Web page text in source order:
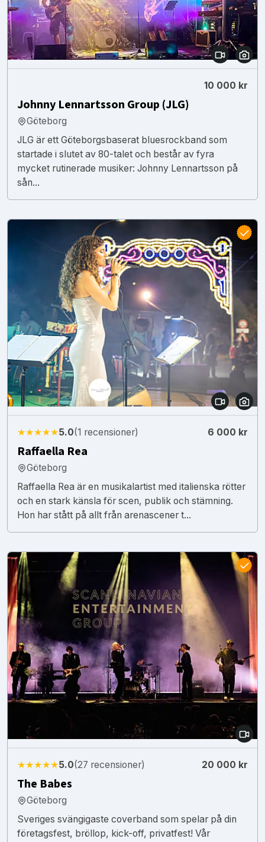
10 000 kr
Johnny Lennartsson Group (JLG)
Göteborg
JLG är ett Göteborgsbaserat bluesrockband som
startade i slutet av 80-talet och består av fyra
mycket rutinerade musiker: Johnny Lennartsson på
sån...
★★★★★5.0(1 recensioner) 6 000 kr
Raffaella Rea
Göteborg
Raffaella Rea är en musikalartist med italienska rötter
och en stark känsla för scen, publik och stämning.
Hon har stått på allt från arenascener t...
★★★★★5.0(27 recensioner) 20 000 kr
The Babes
Göteborg
Sveriges svängigaste coverband som spelar på din
företagsfest, bröllop, kick-off, privatfest! Vår